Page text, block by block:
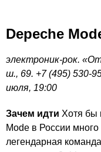
Depeche
электроник-рок.
ш., 69. +7 (495) 530-
июля, 19:00
Зачем идти Хотя бы
Mode в России
легендарная